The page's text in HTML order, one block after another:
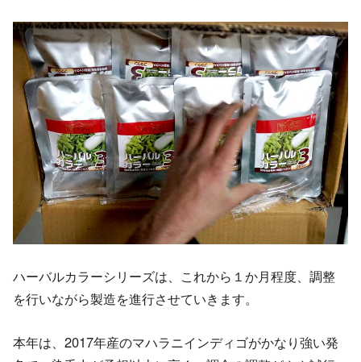
ハーバルカラーシリーズは、これから１か月程度、調整
を行いながら製造を進行させていきます。
本年は、2017年産のマハラニインディゴがかなり強い発